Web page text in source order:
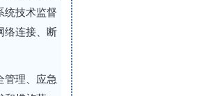
统技术监督
络连接、断
管理、应急